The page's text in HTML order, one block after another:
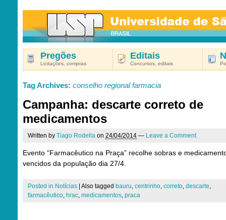
Pregões
Licitações, compras
Editais
Concursos, editais
Tag Archives: conselho regional farmacia
Campanha: descarte correto de
medicamentos
Written by Tiago Rodella on 24/04/2014 — Leave a Comment
Evento “Farmacêutico na Praça” recolhe sobras e
vencidos da população dia 27/4.
Posted in Notícias Also tagged bauru, centrinho, correto, descarte,
farmacêutico, hrac, medicamentos, praca